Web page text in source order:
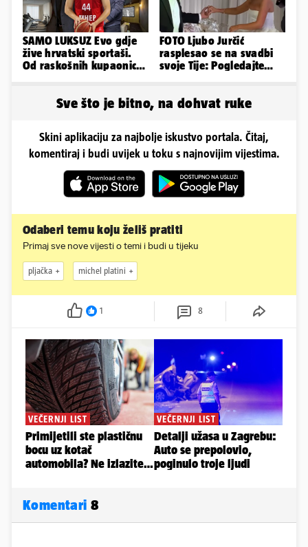
SAMO LUKSUZ Evo gdje
žive hrvatski sportaši.
Od raskošnih kupaonica
FOTO Ljubo Jurčić
rasplesao se na svadbi
svoje Tije: Pogledajte
Sve što je bitno, na dohvat ruke
Skini aplikaciju za najbolje iskustvo portala. Čitaj,
komentiraj i budi uvijek u toku s najnovijim vijestima.
Odaberi temu koju želiš pratiti
Primaj sve nove vijesti o temi i budi u tijeku
pljačka michel platini
1 8
Komentari 8